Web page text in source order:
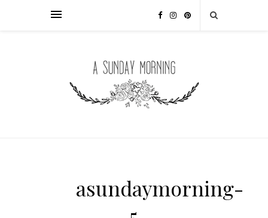
asundaymorning-